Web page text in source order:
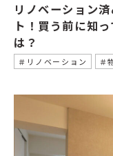
リノベーション
ト！買う前に知
は？
＃リノベーション ＃